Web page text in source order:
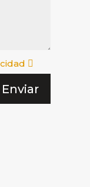
Enviar